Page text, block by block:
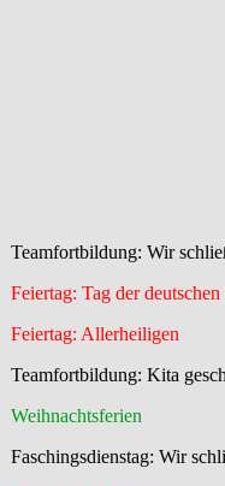
Teamfortbildung: Wir
Feiertag: Tag der
Feiertag: Allerheiligen
Teamfortbildung: Kita
Weihnachtsferien
Faschingsdienstag: Wir